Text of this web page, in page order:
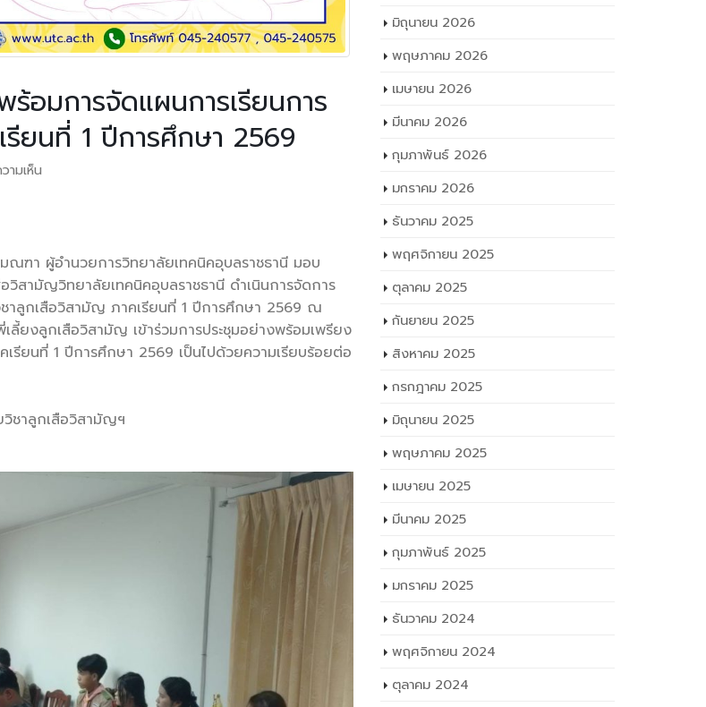
อมการจัดแผนการเรียนการ
ยนที่ 1 ปีการศึกษา 2569
ามเห็น
ฑา ผู้อำนวยการวิทยาลัยเทคนิคอุบลราชธานี มอบ
สามัญวิทยาลัยเทคนิคอุบลราชธานี ดำเนินการจัดการ
าลูกเสือวิสามัญ ภาคเรียนที่ 1 ปีการศึกษา 2569 ณ
ยงลูกเสือวิสามัญ เข้าร่วมการประชุมอย่างพร้อมเพรียง
รียนที่ 1 ปีการศึกษา 2569 เป็นไปด้วยความเรียบร้อยต่อ
วิชาลูกเสือวิสามัญฯ
มิถุนายน 2026
พฤษภาคม 2026
เมษายน 2026
มีนาคม 2026
กุมภาพันธ์ 2026
มกราคม 2026
ธันวาคม 2025
พฤศจิกายน 2025
ตุลาคม 2025
กันยายน 2025
สิงหาคม 2025
กรกฎาคม 2025
มิถุนายน 2025
พฤษภาคม 2025
เมษายน 2025
มีนาคม 2025
กุมภาพันธ์ 2025
มกราคม 2025
ธันวาคม 2024
พฤศจิกายน 2024
ตุลาคม 2024